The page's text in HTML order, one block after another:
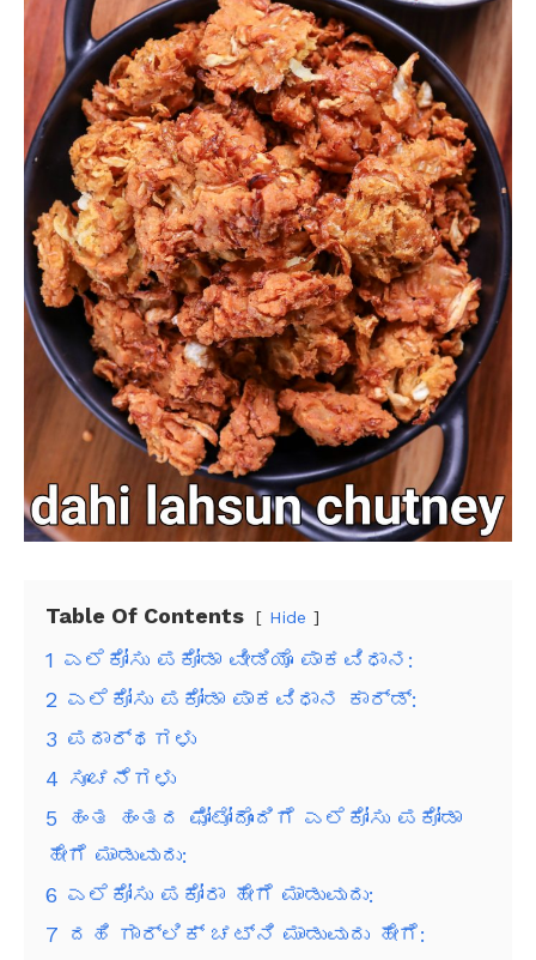
Table Of Contents Hide
1 ಎಲೆಕೋಸು ಪಕೋಡಾ ವೀಡಿಯೊ ಪಾಕವಿಧಾನ:
2 ಎಲೆಕೋಸು ಪಕೋಡಾ ಪಾಕವಿಧಾನ ಕಾರ್ಡ್:
3 ಪದಾರ್ಥಗಳು
4 ಸೂಚನೆಗಳು
5
ಹಂತ ಹಂತದ ಫೋಟೋದೊಂದಿಗೆ ಎಲೆಕೋಸು ಪಕೋಡಾ
ಹೇಗೆ ಮಾಡುವುದು:
6 ಎಲೆಕೋಸು ಪಕೋರಾ ಹೇಗೆ ಮಾಡುವುದು:
7 ದಹಿ ಗಾರ್ಲಿಕ್ ಚಟ್ನಿ ಮಾಡುವುದು ಹೇಗೆ: